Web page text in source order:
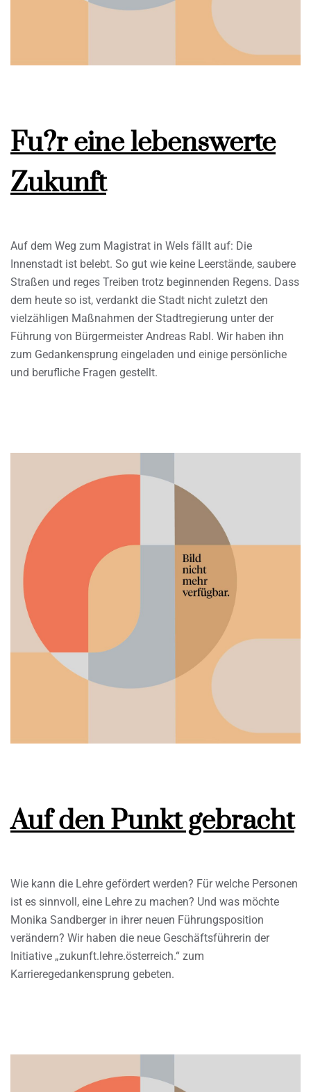
Fu?r eine lebenswerte
Zukunft
Auf dem Weg zum Magistrat in Wels fällt auf: Die
Innenstadt ist belebt. So gut wie keine Leerstände, saubere
Straßen und reges Treiben trotz beginnenden Regens. Dass
dem heute so ist, verdankt die Stadt nicht zuletzt den
vielzähligen Maßnahmen der Stadtregierung unter der
Führung von Bürgermeister Andreas Rabl. Wir haben ihn
zum Gedankensprung eingeladen und einige persönliche
und berufliche Fragen gestellt.
Auf den Punkt gebracht
Wie kann die Lehre gefördert werden? Für welche Personen
ist es sinnvoll, eine Lehre zu machen? Und was möchte
Monika Sandberger in ihrer neuen Führungsposition
verändern? Wir haben die neue Geschäftsführerin der
Initiative „zukunft.lehre.österreich.“ zum
Karrieregedankensprung gebeten.